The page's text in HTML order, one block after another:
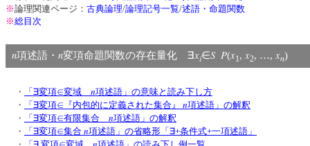
※論理関連ページ： 古典論理/論理記号一覧/述語・命題関数
※総目次
n項述語・n変項命題関数の存在量化 ∃xi∈S P(x1, x2, …, xn)
・ 「∃変項∈変域 n項述語」の意味と読み下し方
・
「∃変項∈『内包的に定義された集合』 n項述語」の解釈
・
「∃変項∈有限集合 n項述語」の解釈
・
「∃変項∈集合 n項述語」の省略形「∃+条件式+一項述語」